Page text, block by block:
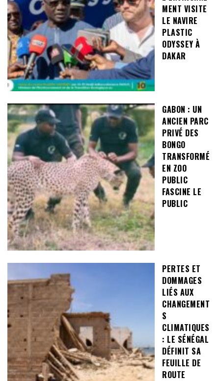
MENT VISITE
LE NAVIRE
PLASTIC
ODYSSEY À
DAKAR
GABON : UN
ANCIEN PARC
PRIVÉ DES
BONGO
TRANSFORMÉ
EN ZOO
PUBLIC
FASCINE LE
PUBLIC
PERTES ET
DOMMAGES
LIÉS AUX
CHANGEMENT
S
CLIMATIQUES
: LE SÉNÉGAL
DÉFINIT SA
FEUILLE DE
ROUTE